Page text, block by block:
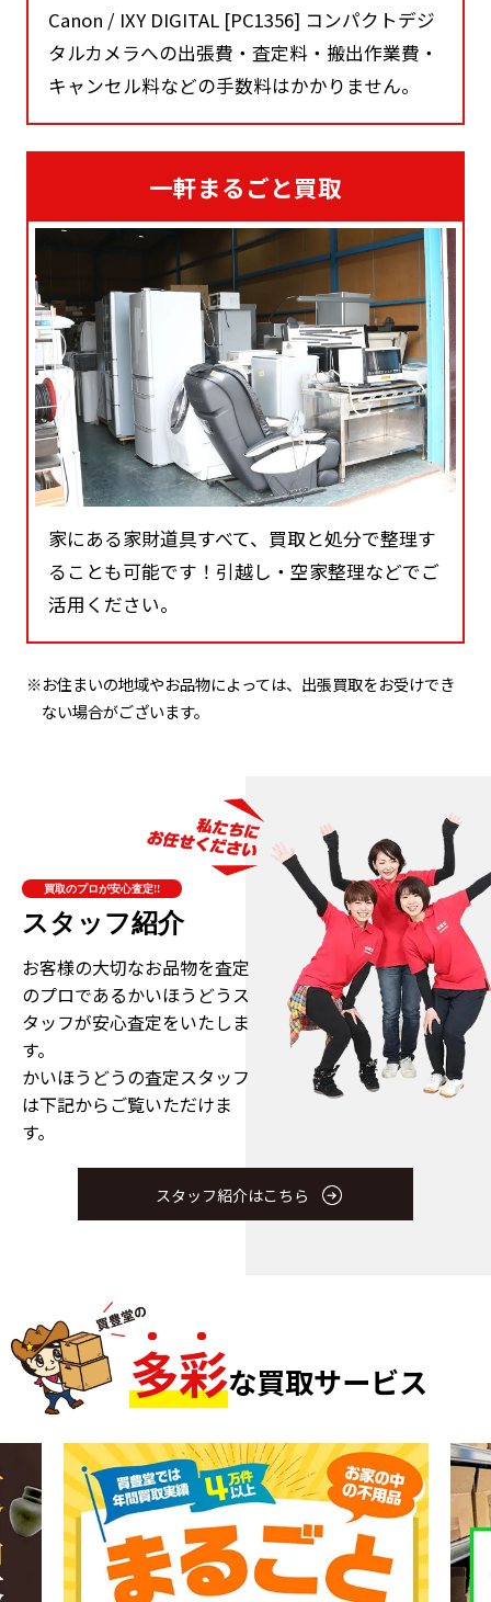
Canon / IXY DIGITAL [PC1356] コンパクトデジ
タルカメラへの出張費・査定料・搬出作業費・
キャンセル料などの手数料はかかりません。
一軒まるごと買取
家にある家財道具すべて、買取と処分で整理す
ることも可能です！引越し・空家整理などでご
活用ください。
※お住まいの地域やお品物によっては、出張買取をお受けでき
ない場合がございます。
買取のプロが安心査定!!
スタッフ紹介
お客様の大切なお品物を査定
のプロであるかいほうどうス
タッフが安心査定をいたしま
す。
かいほうどうの査定スタッフ
は下記からご覧いただけま
す。
スタッフ紹介はこちら
多彩な買取サービス